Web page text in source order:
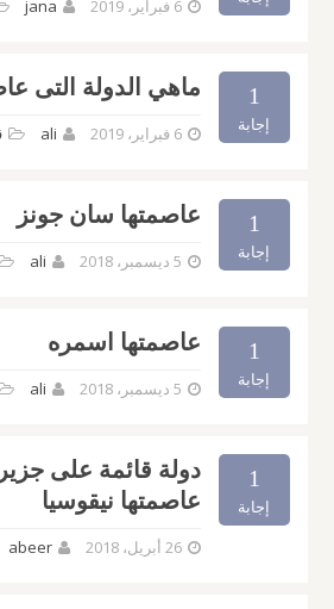
6 فبراير، 2019 jana
1
إجابة
ماهي الدولة التى
6 فبراير، 2019 ali
1
إجابة
عاصمتها سان جونز
5 ديسمبر، 2018 ali
1
إجابة
عاصمتها اسمره
5 ديسمبر، 2018 ali
1
إجابة
دولة قائمة على
عاصمتها نيقوسيا
26 أبريل، 2018 abeer